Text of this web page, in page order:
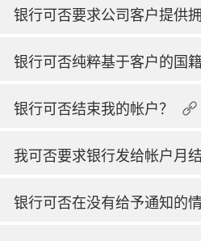
银行可否要求公司客户提供
银行可否纯粹基于客户的国
银行可否结束我的帐户？
我可否要求银行发给帐户月结
银行可否在没有给予通知的